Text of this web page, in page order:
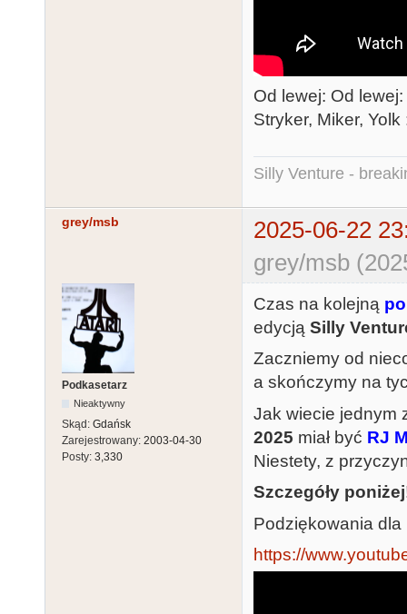
Od lewej: Od
Stryker, Miker, Yolk
Silly Venture -
grey/msb
2025-06-22
grey/msb
Podkasetarz
Nieaktywny
Skąd: Gdańsk
Zarejestrowany: 2003-04-30
Posty: 3,330
Czas na kolejną
edycją Silly
Zaczniemy od
a skończymy na
Jak wiecie jednym
2025 miał być RJ
Niestety, z
Szczegóły poniżej
Podziękowania dla
https://